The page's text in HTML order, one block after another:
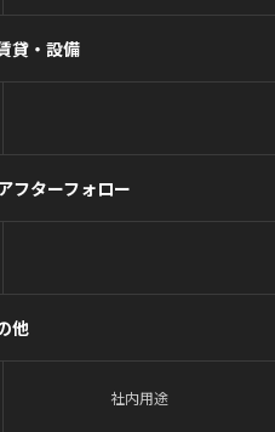
貸・設備
フターフォロー
他
社内用途